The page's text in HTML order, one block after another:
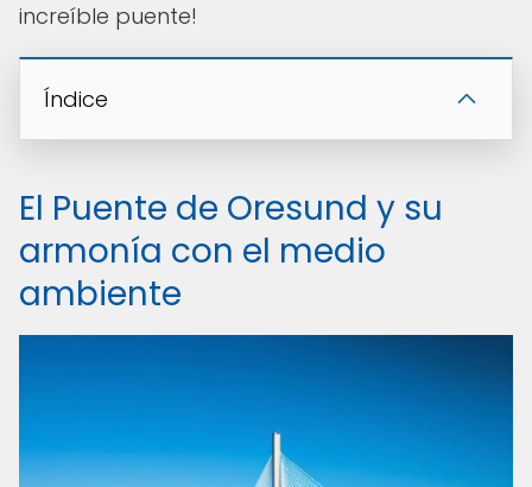
increíble puente!
Índice
El Puente de Oresund y su
armonía con el medio
ambiente